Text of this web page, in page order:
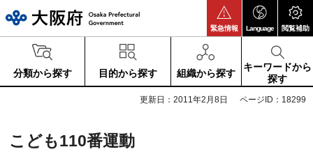
緊急情報 Language 閲覧補助
分類から探す 目的から探す 組織から探す
キーワードから
探す
更新日：2011年2月8日 ページID：18299
こども110番運動